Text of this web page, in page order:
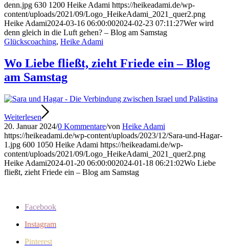
denn.jpg 630 1200 Heike Adami https://heikeadami.de/wp-
content/uploads/2021/09/Logo_HeikeAdami_2021_quer2.png
Heike Adami2024-03-16 06:00:002024-02-23 07:11:27Wer wird
denn gleich in die Luft gehen? – Blog am Samstag
Glückscoaching, Heike Adami
Wo Liebe fließt, zieht Friede ein – Blog
am Samstag
Weiterlesen
20. Januar 2024/0 Kommentare/von Heike Adami
https://heikeadami.de/wp-content/uploads/2023/12/Sara-und-Hagar-
1.jpg 600 1050 Heike Adami https://heikeadami.de/wp-
content/uploads/2021/09/Logo_HeikeAdami_2021_quer2.png
Heike Adami2024-01-20 06:00:002024-01-18 06:21:02Wo Liebe
fließt, zieht Friede ein – Blog am Samstag
Facebook
Instagram
Pinterest